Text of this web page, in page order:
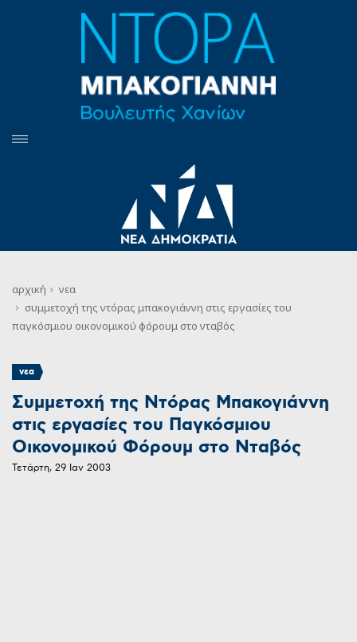
αρχική
νεα
συμμετοχή της ντόρας μπακογιάννη στις εργασίες του
παγκόσμιου οικονομικού φόρουμ στο νταβός
νεα
Συμμετοχή της Ντόρας Μπακογιάννη
στις εργασίες του Παγκόσμιου
Οικονομικού Φόρουμ στο Νταβός
Τετάρτη, 29 Ιαν 2003